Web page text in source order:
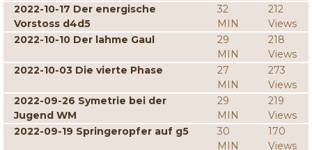
2022-10-17 Der energische
Vorstoss d4d5
32
MIN
212
Views
2022-10-10 Der lahme Gaul
29
MIN
218
Views
2022-10-03 Die vierte Phase
27
MIN
273
Views
2022-09-26 Symetrie bei der
Jugend WM
29
MIN
219
Views
2022-09-19 Springeropfer auf g5
30
MIN
170
Views